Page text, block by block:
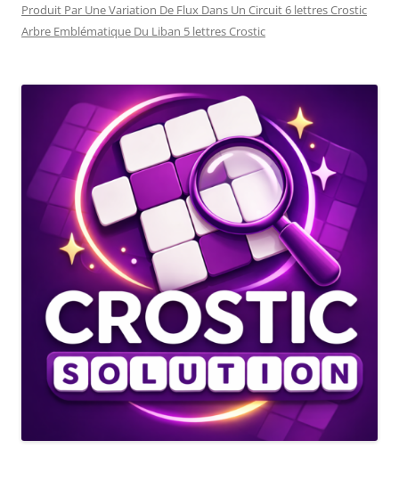
Produit Par Une Variation De Flux Dans Un Circuit 6 lettres Crostic
Arbre Emblématique Du Liban 5 lettres Crostic